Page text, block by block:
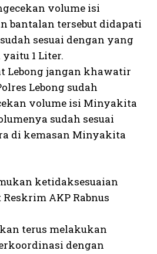
volume isi
bantalan tersebut didapati
sesuai dengan yang
1 Liter.
Lebong jangan khawatir
Lebong sudah
volume isi Minyakita
sudah sesuai
di kemasan Minyakita
ketidaksesuaian
AKP Rabnus
terus melakukan
dengan